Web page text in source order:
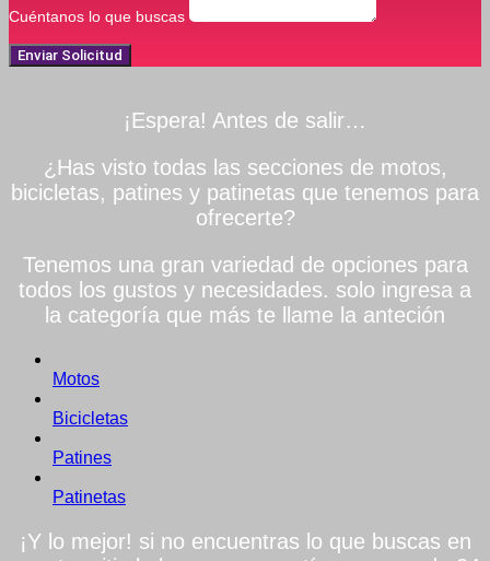
Cuéntanos lo que buscas
Enviar Solicitud
¡Espera! Antes de salir…
¿Has visto todas las secciones de motos,
bicicletas, patines y patinetas que tenemos para
ofrecerte?
Tenemos una gran variedad de opciones para
todos los gustos y necesidades. solo ingresa a
la categoría que más te llame la anteción
Motos
Bicicletas
Patines
Patinetas
¡Y lo mejor! si no encuentras lo que buscas en